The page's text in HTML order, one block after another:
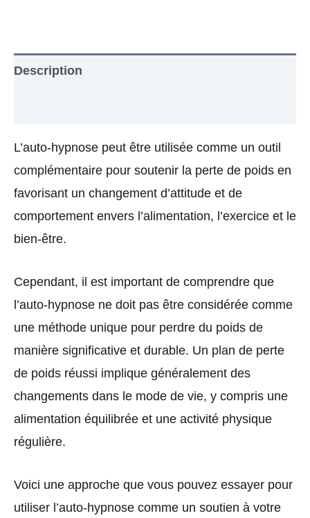
Description
L’auto-hypnose peut être utilisée comme un outil
complémentaire pour soutenir la perte de poids en
favorisant un changement d’attitude et de
comportement envers l’alimentation, l’exercice et le
bien-être.
Cependant, il est important de comprendre que
l’auto-hypnose ne doit pas être considérée comme
une méthode unique pour perdre du poids de
manière significative et durable. Un plan de perte
de poids réussi implique généralement des
changements dans le mode de vie, y compris une
alimentation équilibrée et une activité physique
régulière.
Voici une approche que vous pouvez essayer pour
utiliser l’auto-hypnose comme un soutien à votre